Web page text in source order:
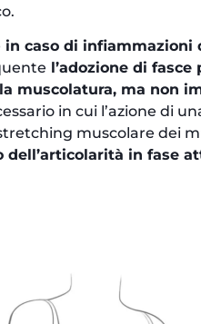
in caso di infiammazioni
l’adozione di
muscolatura, ma non
in cui l’azione di
muscolare dei
dell’articolarità in fase